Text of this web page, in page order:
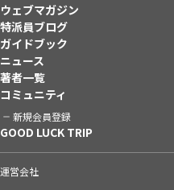
ウェブマガジン
特派員ブログ
ガイドブック
ニュース
著者一覧
コミュニティ
新規会員登録
GOOD LUCK TRIP
運営会社